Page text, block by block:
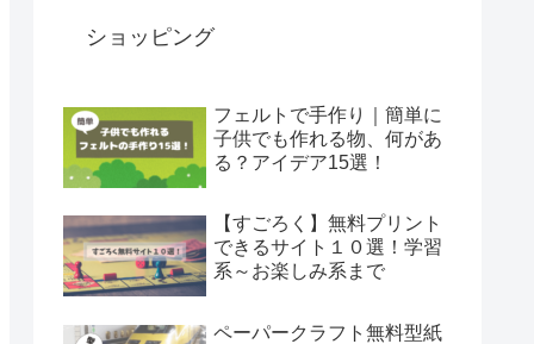
ショッピング
フェルトで手作り｜簡単に
子供でも作れる物、何があ
る？アイデア15選！
【すごろく】無料プリント
できるサイト１０選！学習
系～お楽しみ系まで
ペーパークラフト無料型紙